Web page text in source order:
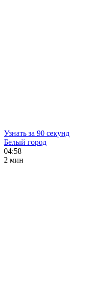
Узнать за 90 секунд
Белый город
04:58
2 мин